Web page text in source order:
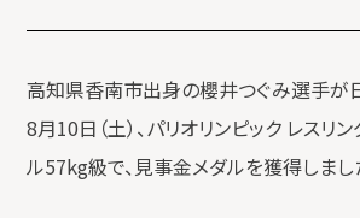
高知県香南市出身の櫻井つぐみ選手が
8月10日（土）、パリオリンピック レスリ
ル57kg級で、見事金メダルを獲得しまし